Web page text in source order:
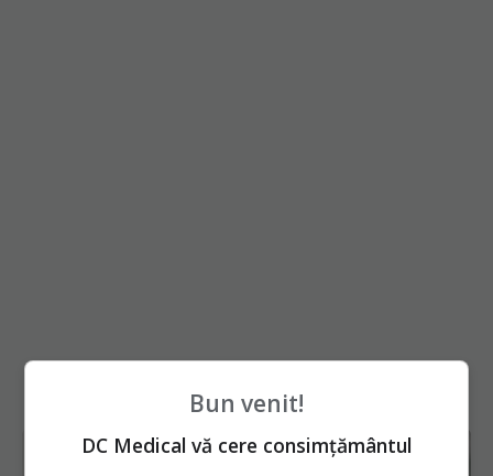
Bun venit!
DC Medical vă cere consimțământul